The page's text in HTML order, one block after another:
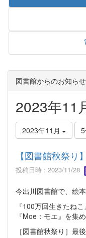
図書館からのお知らせ
2023年11
2023年11月
【図書館秋祭り
投稿日時 : 2023/11/28
今出川図書館で、絵
『100万回生きたね
『Moe：モエ』を集め
［図書館秋祭り］最